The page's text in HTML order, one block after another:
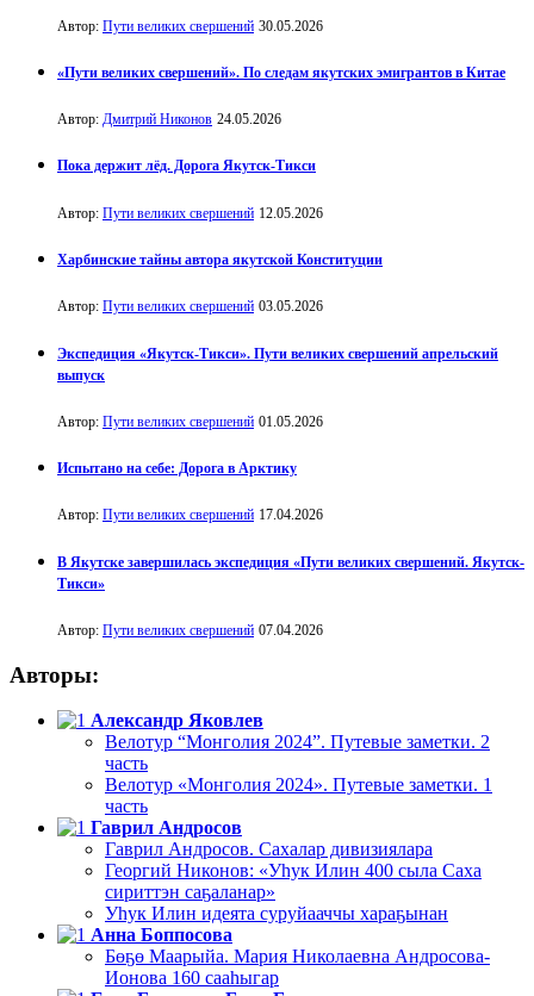
Автор: Пути великих свершений 30.05.2026
«Пути великих свершений». По следам якутских эмигрантов в Китае
Автор: Дмитрий Никонов 24.05.2026
Пока держит лёд. Дорога Якутск-Тикси
Автор: Пути великих свершений 12.05.2026
Харбинские тайны автора якутской Конституции
Автор: Пути великих свершений 03.05.2026
Экспедиция «Якутск-Тикси». Пути великих свершений апрельский
выпуск
Автор: Пути великих свершений 01.05.2026
Испытано на себе: Дорога в Арктику
Автор: Пути великих свершений 17.04.2026
В Якутске завершилась экспедиция «Пути великих свершений. Якутск-
Тикси»
Автор: Пути великих свершений 07.04.2026
Авторы:
Александр Яковлев
Велотур “Монголия 2024”. Путевые заметки. 2
часть
Велотур «Монголия 2024». Путевые заметки. 1
часть
Гаврил Андросов
Гаврил Андросов. Сахалар дивизиялара
Георгий Никонов: «Уһук Илин 400 сыла Саха
сириттэн саҕаланар»
Уһук Илин идеята суруйааччы хараҕынан
Анна Боппосова
Бөҕө Маарыйа. Мария Николаевна Андросова-
Ионова 160 сааһыгар